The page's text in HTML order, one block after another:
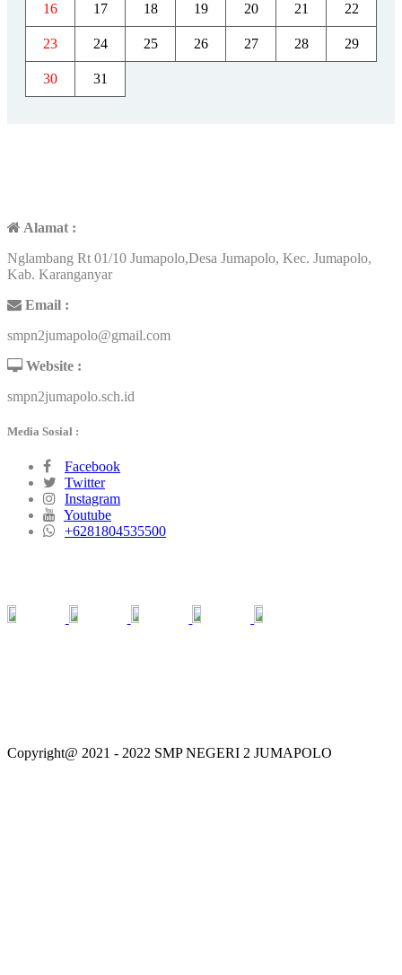
16 17 18 19 20 21 22
23 24 25 26 27 28 29
30 31
Alamat :
Nglambang Rt 01/10 Jumapolo,Desa Jumapolo, Kec. Jumapolo,
Kab. Karanganyar
Email :
smpn2jumapolo@gmail.com
Website :
smpn2jumapolo.sch.id
Media Sosial :
Facebook
Twitter
Instagram
Youtube
+6281804535500
Copyright@ 2021 - 2022 SMP NEGERI 2 JUMAPOLO